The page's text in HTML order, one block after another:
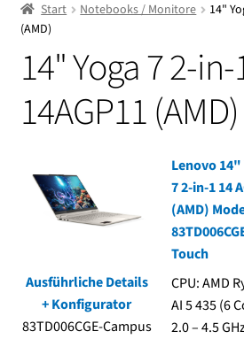
Allgemeine Geschäftsbedingungen
Datenschutzerklärung
Kasse
Mein Konto
Shop
Versand-/Lieferkosten
Start Notebooks / Monitore
14"
(AMD)
14" Yoga 7 2-
14AGP11 (AMD)
Ausführliche Details
+ Konfigurator
83TD006CGE-Campus
Lenovo 14"
7 2-in-1 14
(AMD)
Touch
CPU: AMD
AI 5 435 (6
2.0 – 4.5